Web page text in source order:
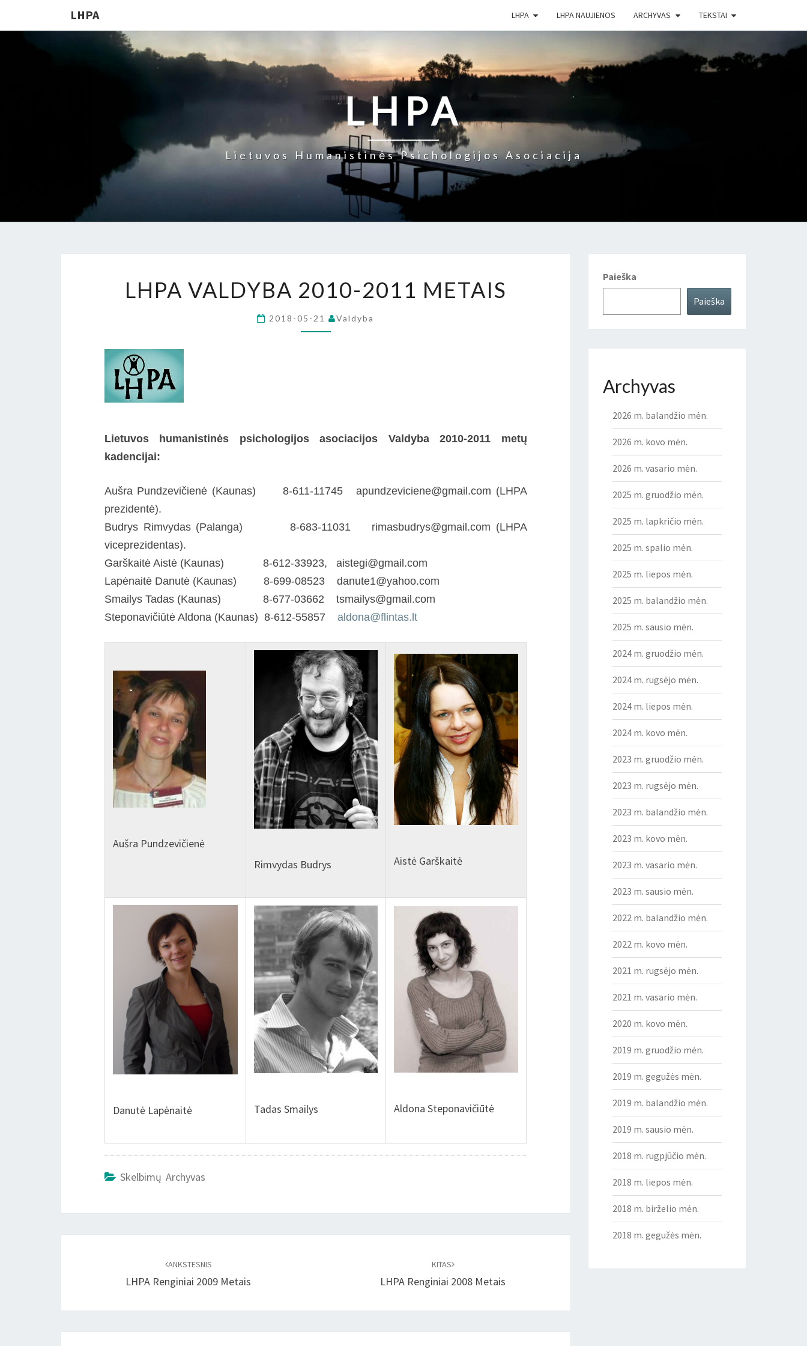
LHPA LHPA LHPA NAUJIENOS ARCHYVAS TEKSTAI
LHPA
Lietuvos Humanistinės Psichologijos Asociacija
VALDYBA
LHPA VALDYBA 2010-2011 METAIS
2018-05-21 Valdyba
Lietuvos humanistinės psichologijos asociacijos Valdyba 2010-2011 metų
kadencijai:
Aušra Pundzevičienė (Kaunas) 8-611-11745 apundzeviciene@gmail.com (LHPA
prezidentė).
Budrys Rimvydas (Palanga) 8-683-11031 rimasbudrys@gmail.com (LHPA
viceprezidentas).
Garškaitė Aistė (Kaunas) 8-612-33923, aistegi@gmail.com
Lapėnaitė Danutė (Kaunas) 8-699-08523 danute1@yahoo.com
Smailys Tadas (Kaunas) 8-677-03662 tsmailys@gmail.com
Steponavičiūtė Aldona (Kaunas) 8-612-55857 aldona@flintas.lt
Aušra Pundzevičienė
Rimvydas Budrys
Aistė Garškaitė
Danutė Lapėnaitė Tadas Smailys Aldona Steponavičiūtė
Skelbimų Archyvas
ANKSTESNIS
LHPA Renginiai 2009 Metais
KITAS
LHPA Renginiai 2008 Metais
Paieška
Paieška
Archyvas
2026 m. balandžio mėn.
2026 m. kovo mėn.
2026 m. vasario mėn.
2025 m. gruodžio mėn.
2025 m. lapkričio mėn.
2025 m. spalio mėn.
2025 m. liepos mėn.
2025 m. balandžio mėn.
2025 m. sausio mėn.
2024 m. gruodžio mėn.
2024 m. rugsėjo mėn.
2024 m. liepos mėn.
2024 m. kovo mėn.
2023 m. gruodžio mėn.
2023 m. rugsėjo mėn.
2023 m. balandžio mėn.
2023 m. kovo mėn.
2023 m. vasario mėn.
2023 m. sausio mėn.
2022 m. balandžio mėn.
2022 m. kovo mėn.
2021 m. rugsėjo mėn.
2021 m. vasario mėn.
2020 m. kovo mėn.
2019 m. gruodžio mėn.
2019 m. gegužės mėn.
2019 m. balandžio mėn.
2019 m. sausio mėn.
2018 m. rugpjūčio mėn.
2018 m. liepos mėn.
2018 m. birželio mėn.
2018 m. gegužės mėn.